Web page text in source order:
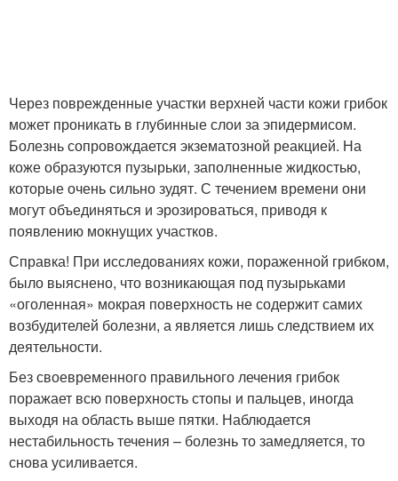
Через поврежденные участки верхней части кожи грибок
может проникать в глубинные слои за эпидермисом.
Болезнь сопровождается экзематозной реакцией. На
коже образуются пузырьки, заполненные жидкостью,
которые очень сильно зудят. С течением времени они
могут объединяться и эрозироваться, приводя к
появлению мокнущих участков.
Справка! При исследованиях кожи, пораженной грибком,
было выяснено, что возникающая под пузырьками
«оголенная» мокрая поверхность не содержит самих
возбудителей болезни, а является лишь следствием их
деятельности.
Без своевременного правильного лечения грибок
поражает всю поверхность стопы и пальцев, иногда
выходя на область выше пятки. Наблюдается
нестабильность течения – болезнь то замедляется, то
снова усиливается.